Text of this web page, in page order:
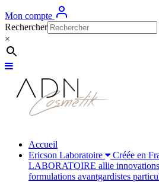
Mon compte
Rechercher
×
Accueil
Ericson Laboratoire
Créée en
LABORATOIRE allie
formulations avantgardistes